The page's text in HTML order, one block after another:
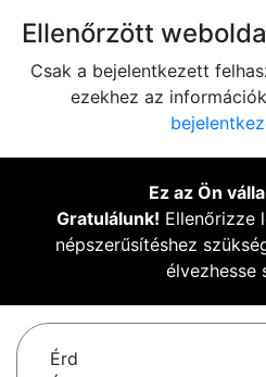
Ellenőrzött
Csak a bejelentkezett
ezekhez az
Ez az Ön
Gratulálunk! Ellenőrizze
népszerűsítéshez
élvezhesse
Érd